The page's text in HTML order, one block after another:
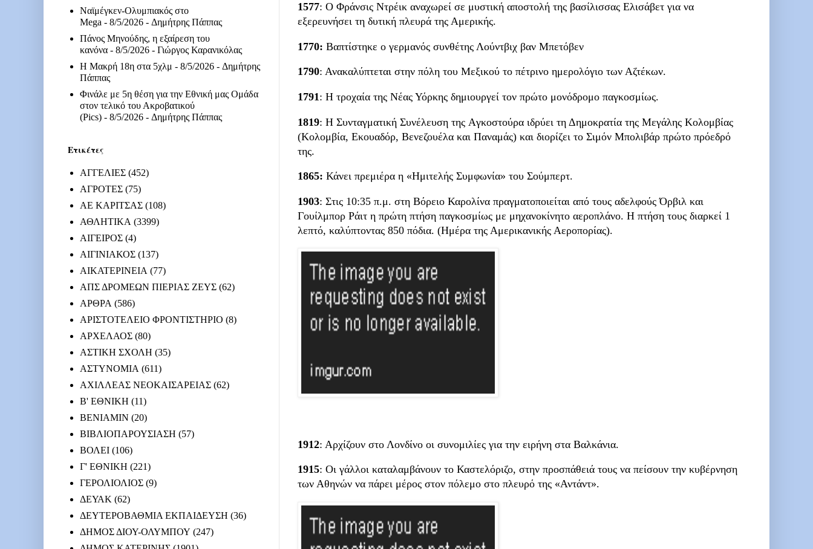
1577: Ο Φράνσις Ντρέικ αναχωρεί σε μυστική αποστολή της βασίλισσας Ελισάβετ για να
εξερευνήσει τη δυτική πλευρά της Αμερικής.
1770: Βαπτίστηκε ο γερμανός συνθέτης Λούντβιχ βαν Μπετόβεν
1790: Ανακαλύπτεται στην πόλη του Μεξικού το πέτρινο ημερολόγιο των Αζτέκων.
1791 : Η τροχαία της Νέας Υόρκης δημιουργεί τον πρώτο μονόδρομο παγκοσμίως.
1819: Η Συνταγματική Συνέλευση της Aγκοστούρα ιδρύει τη Δημοκρατία της Μεγάλης Κολομβίας
(Κολομβία, Εκουαδόρ, Βενεζουέλα και Παναμάς) και διορίζει το Σιμόν Μπολιβάρ πρώτο πρόεδρό
της.
1865: Κάνει πρεμιέρα η «Ημιτελής Συμφωνία» του Σούμπερτ.
1903: Στις 10:35 π.μ. στη Βόρειο Καρολίνα πραγματοποιείται από τους αδελφούς Όρβιλ και
Γουίλμπορ Ράιτ η πρώτη πτήση παγκοσμίως με μηχανοκίνητο αεροπλάνο. Η πτήση τους διαρκεί 1
λεπτό, καλύπτοντας 850 πόδια. (Ημέρα της Αμερικανικής Αεροπορίας).
1912: Αρχίζουν στο Λονδίνο οι συνομιλίες για την ειρήνη στα Βαλκάνια.
1915: Οι γάλλοι καταλαμβάνουν το Καστελόριζο, στην προσπάθειά τους να πείσουν την κυβέρνηση
των Αθηνών να πάρει μέρος στον πόλεμο στο πλευρό της «Αντάντ».
Ναϊμέγκεν-Ολυμπιακός στο
Mega - 8/5/2026 - Δημήτρης Πάππας
Πάνος Μηνούδης, η εξαίρεση του
κανόνα - 8/5/2026 - Γιώργος Καρανικόλας
Η Μακρή 18η στα 5χλμ - 8/5/2026 - Δημήτρης
Πάππας
Φινάλε με 5η θέση για την Εθνική μας Ομάδα
στον τελικό του Ακροβατικού
(Pics) - 8/5/2026 - Δημήτρης Πάππας
Ετικέτες
ΑΓΓΕΛΙΕΣ (452)
ΑΓΡΟΤΕΣ (75)
ΑΕ ΚΑΡΙΤΣΑΣ (108)
ΑΘΛΗΤΙΚΑ (3399)
ΑΙΓΕΙΡΟΣ (4)
ΑΙΓΙΝΙΑΚΟΣ (137)
ΑΙΚΑΤΕΡΙΝΕΙΑ (77)
ΑΠΣ ΔΡΟΜΕΩΝ ΠΙΕΡΙΑΣ ΖΕΥΣ (62)
ΑΡΘΡΑ (586)
ΑΡΙΣΤΟΤΕΛΕΙΟ ΦΡΟΝΤΙΣΤΗΡΙΟ (8)
ΑΡΧΕΛΑΟΣ (80)
ΑΣΤΙΚΗ ΣΧΟΛΗ (35)
ΑΣΤΥΝΟΜΙΑ (611)
ΑΧΙΛΛΕΑΣ ΝΕΟΚΑΙΣΑΡΕΙΑΣ (62)
Β' ΕΘΝΙΚΗ (11)
ΒΕΝΙΑΜΙΝ (20)
ΒΙΒΛΙΟΠΑΡΟΥΣΙΑΣΗ (57)
ΒΟΛΕΙ (106)
Γ' ΕΘΝΙΚΗ (221)
ΓΕΡΟΛΙΟΛΙΟΣ (9)
ΔΕΥΑΚ (62)
ΔΕΥΤΕΡΟΒΑΘΜΙΑ ΕΚΠΑΙΔΕΥΣΗ (36)
ΔΗΜΟΣ ΔΙΟΥ-ΟΛΥΜΠΟΥ (247)